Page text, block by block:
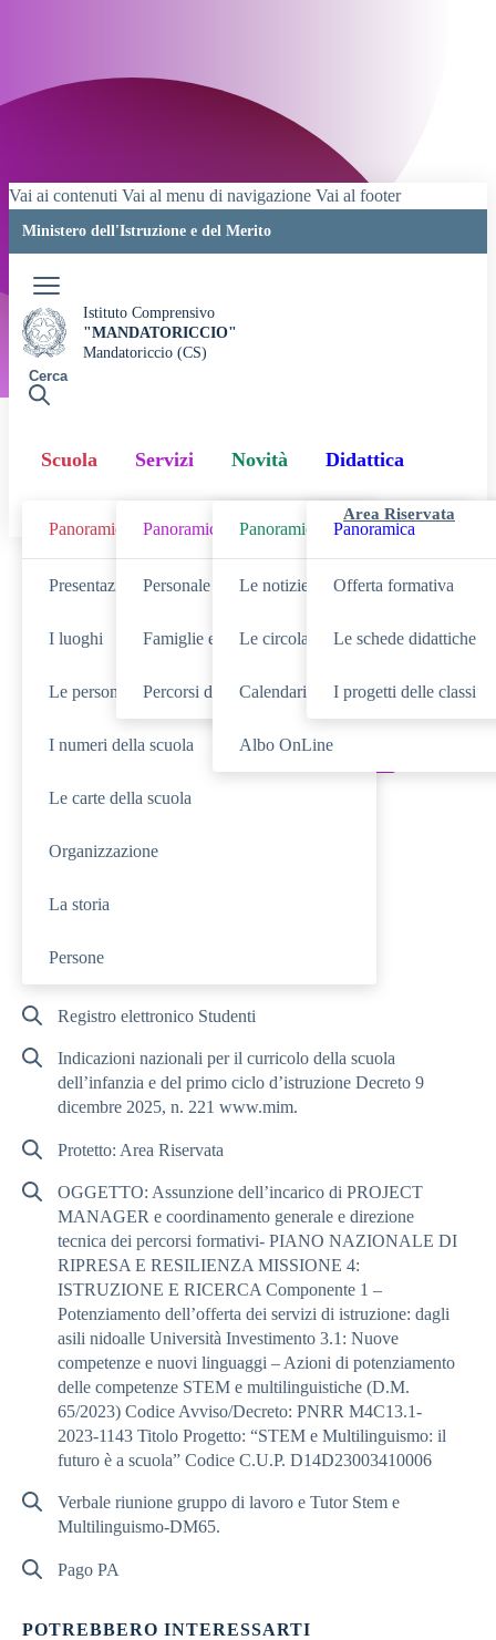
Vai ai contenuti Vai al menu di navigazione Vai al footer
Ministero dell'Istruzione e del Merito
Istituto Comprensivo
"MANDATORICCIO"
Mandatoriccio (CS)
Cerca
Scuola
Panoramica
Presentazione
I luoghi
Le persone
I numeri della scuola
Le carte della scuola
Organizzazione
La storia
Persone
Servizi
Panoramica
Personale scolastico
Famiglie e studenti
Percorsi di studio
Novità
Panoramica
Le notizie
Le circolari
Calendario eventi
Albo OnLine
Didattica
Panoramica
Offerta formativa
Le schede didattiche
I progetti delle classi
Area Riservata
Cerca nella sezione
Cerca tra leNOVITÀ Cerca neiSERVIZI
Cerca nellaDIDATTICA
Cerca inTUTTO IL SITO
Registro elettronico Studenti
Indicazioni nazionali per il curricolo della scuola
dell’infanzia e del primo ciclo d’istruzione Decreto 9
dicembre 2025, n. 221 www.mim.
Protetto: Area Riservata
OGGETTO: Assunzione dell’incarico di PROJECT
MANAGER e coordinamento generale e direzione
tecnica dei percorsi formativi- PIANO NAZIONALE DI
RIPRESA E RESILIENZA MISSIONE 4:
ISTRUZIONE E RICERCA Componente 1 –
Potenziamento dell’offerta dei servizi di istruzione: dagli
asili nidoalle Università Investimento 3.1: Nuove
competenze e nuovi linguaggi – Azioni di potenziamento
delle competenze STEM e multilinguistiche (D.M.
65/2023) Codice Avviso/Decreto: PNRR M4C13.1-
2023-1143 Titolo Progetto: “STEM e Multilinguismo: il
futuro è a scuola” Codice C.U.P. D14D23003410006
Verbale riunione gruppo di lavoro e Tutor Stem e
Multilinguismo-DM65.
Pago PA
POTREBBERO INTERESSARTI